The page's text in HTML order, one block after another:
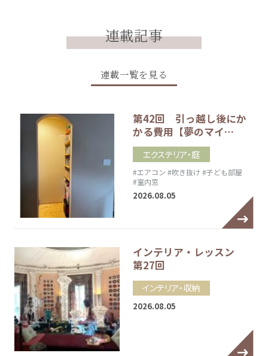
連載記事
連載一覧を見る
第42回 引っ越し後にか
かる費用【夢のマイ…
エクステリア・庭
#エアコン #吹き抜け #子ども部屋
#室内窓
2026.08.05
インテリア・レッスン
第27回
インテリア・収納
2026.08.05